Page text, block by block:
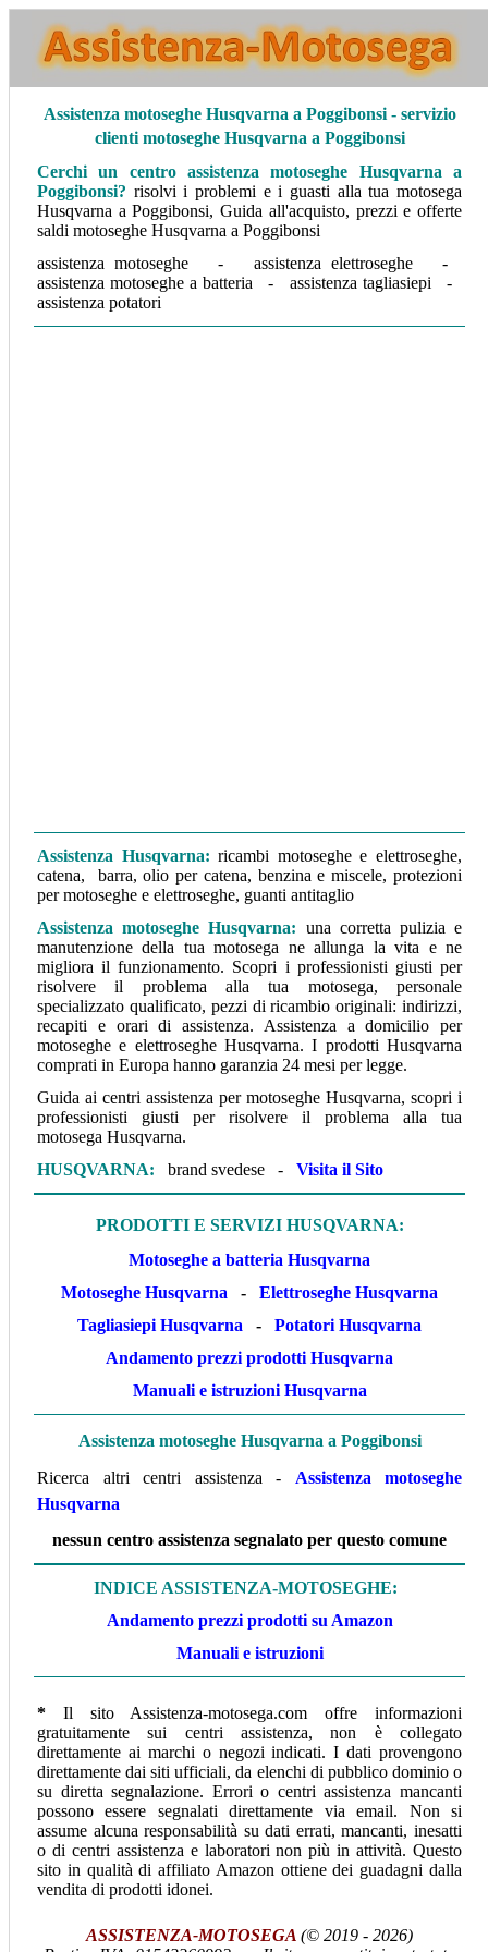
Assistenza motoseghe Husqvarna a Poggibonsi - servizio
clienti motoseghe Husqvarna a Poggibonsi
Cerchi un centro assistenza motoseghe Husqvarna a
Poggibonsi? risolvi i problemi e i guasti alla tua motosega
Husqvarna a Poggibonsi, Guida all'acquisto, prezzi e offerte
saldi motoseghe Husqvarna a Poggibonsi
assistenza motoseghe - assistenza elettroseghe -
assistenza motoseghe a batteria - assistenza tagliasiepi -
assistenza potatori
Assistenza Husqvarna: ricambi motoseghe e elettroseghe,
catena, barra, olio per catena, benzina e miscele, protezioni
per motoseghe e elettroseghe, guanti antitaglio
Assistenza motoseghe Husqvarna: una corretta pulizia e
manutenzione della tua motosega ne allunga la vita e ne
migliora il funzionamento. Scopri i professionisti giusti per
risolvere il problema alla tua motosega, personale
specializzato qualificato, pezzi di ricambio originali: indirizzi,
recapiti e orari di assistenza. Assistenza a domicilio per
motoseghe e elettroseghe Husqvarna. I prodotti Husqvarna
comprati in Europa hanno garanzia 24 mesi per legge.
Guida ai centri assistenza per motoseghe Husqvarna, scopri i
professionisti giusti per risolvere il problema alla tua
motosega Husqvarna.
HUSQVARNA: brand svedese - Visita il Sito
PRODOTTI E SERVIZI HUSQVARNA:
Motoseghe a batteria Husqvarna
Motoseghe Husqvarna - Elettroseghe Husqvarna
Tagliasiepi Husqvarna - Potatori Husqvarna
Andamento prezzi prodotti Husqvarna
Manuali e istruzioni Husqvarna
Assistenza motoseghe Husqvarna a Poggibonsi
Ricerca altri centri assistenza - Assistenza motoseghe
Husqvarna
nessun centro assistenza segnalato per questo comune
INDICE ASSISTENZA-MOTOSEGHE:
Andamento prezzi prodotti su Amazon
Manuali e istruzioni
* Il sito Assistenza-motosega.com offre informazioni
gratuitamente sui centri assistenza, non è collegato
direttamente ai marchi o negozi indicati. I dati provengono
direttamente dai siti ufficiali, da elenchi di pubblico dominio o
su diretta segnalazione. Errori o centri assistenza mancanti
possono essere segnalati direttamente via email. Non si
assume alcuna responsabilità su dati errati, mancanti, inesatti
o di centri assistenza e laboratori non più in attività. Questo
sito in qualità di affiliato Amazon ottiene dei guadagni dalla
vendita di prodotti idonei.
ASSISTENZA-MOTOSEGA (© 2019 - 2026)